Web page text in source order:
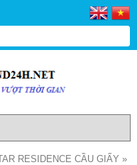
RESIDENCE CẦU GIẤY »